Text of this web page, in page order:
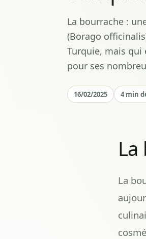
La bourrache :
(Borago
Turquie, mais qui
pour ses
16/02/2025 4 min
La